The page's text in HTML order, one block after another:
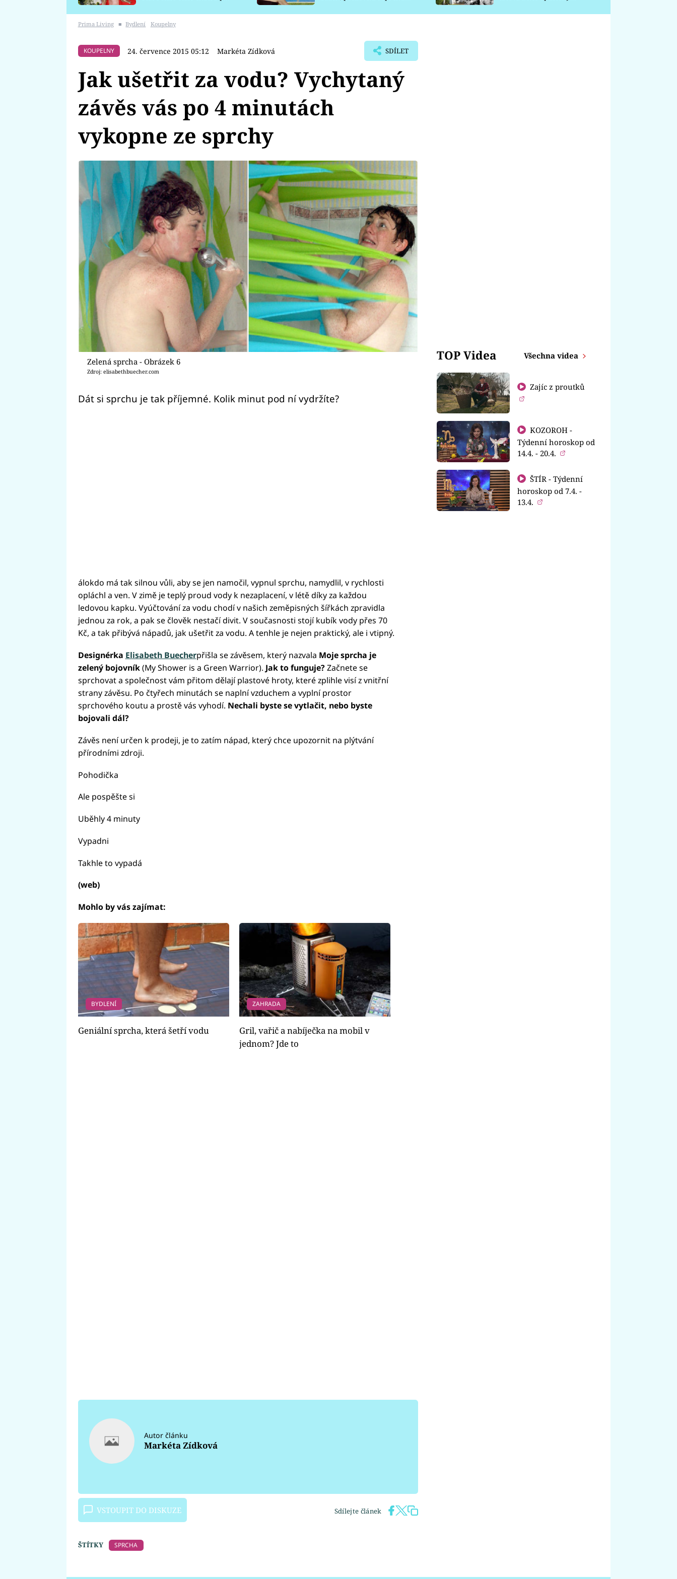
Prima Living ■ Bydlení Koupelny
KOUPELNY 24. července 2015 05:12 Markéta Zídková SDÍLET
Jak ušetřit za vodu? Vychytaný
závěs vás po 4 minutách
vykopne ze sprchy
Zelená sprcha - Obrázek 6
Zdroj: elisabethbuecher.com
Dát si sprchu je tak příjemné. Kolik minut pod ní vydržíte?
álokdo má tak silnou vůli, aby se jen namočil, vypnul sprchu, namydlil, v rychlosti
opláchl a ven. V zimě je teplý proud vody k nezaplacení, v létě díky za každou
ledovou kapku. Vyúčtování za vodu chodí v našich zeměpisných šířkách zpravidla
jednou za rok, a pak se člověk nestačí divit. V současnosti stojí kubík vody přes 70
Kč, a tak přibývá nápadů, jak ušetřit za vodu. A tenhle je nejen praktický, ale i vtipný.
Designérka Elisabeth Buecherpřišla se závěsem, který nazvala Moje sprcha je
zelený bojovník(My Shower is a Green Warrior). Jak to funguje?Začnete se
sprchovat a společnost vám přitom dělají plastové hroty, které zplihle visí z vnitřní
strany závěsu. Po čtyřech minutách se naplní vzduchem a vyplní prostor
sprchového koutu a prostě vás vyhodí. Nechali byste se vytlačit, nebo byste
bojovali dál?
Závěs není určen k prodeji, je to zatím nápad, který chce upozornit na plýtvání
přírodními zdroji.
Pohodička
Ale pospěšte si
Uběhly 4 minuty
Vypadni
Takhle to vypadá
(web)
Mohlo by vás zajímat:
BYDLENÍ
Geniální sprcha, která šetří vodu
ZAHRADA
Gril, vařič a nabíječka na mobil v
jednom? Jde to
Autor článku
Markéta Zídková
VSTOUPIT DO DISKUZE Sdílejte článek
ŠTÍTKY SPRCHA
TOP Videa Všechna videa
Zajíc z proutků
KOZOROH -
Týdenní horoskop od
14.4. - 20.4.
ŠTÍR - Týdenní
horoskop od 7.4. -
13.4.